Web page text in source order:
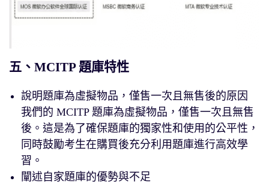
五、MCITP 題庫特性
說明題庫為虛擬物品，僅售一次且無售後的原因
我們的 MCITP 題庫為虛擬物品，僅售一次且無售
後。這是為了確保題庫的獨家性和使用的公平性，
同時鼓勵考生在購買後充分利用題庫進行高效學
習。
闡述自家題庫的優勢與不足